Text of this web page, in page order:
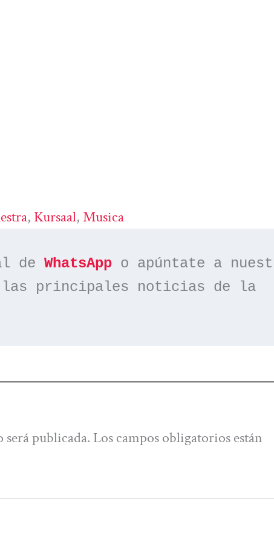
, Kursaal, Musica
de WhatsApp
principales noticias de la
publicada. Los campos obligatorios están